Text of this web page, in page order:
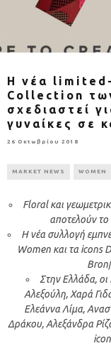
Η νέα
Collection
σχεδιαστεί
γυναίκες σε
26 Οκτωβρίου 2018
MARKET NEWS WOMEN
Floralκαι
αποτελούν το
Η νέα συλλογή
Womenκαι τα icons
Στην Ελλάδα,
Αλεξούλη, Χαρά
Ελεάννα Λίμα,
Δράκου, Αλεξάνδρα